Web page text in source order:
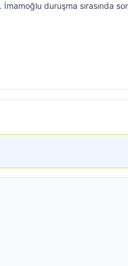
duruşma sırasında